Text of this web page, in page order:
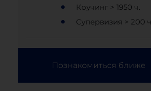
Коучинг > 1950 ч.
Супервизия > 200 ч.
Познакомиться ближе